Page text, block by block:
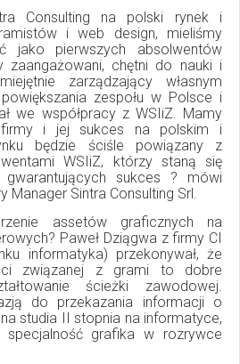
Consulting na polski rynek i
i web design, mieliśmy
jako pierwszych absolwentów
zaangażowani, chętni do nauki i
zarządzający własnym
zespołu w Polsce i
we współpracy z WSIiZ. Mamy
i jej sukces na polskim i
będzie ściśle powiązany z
WSIiZ, którzy staną się
sukces ? mówi
Manager Sintra Consulting Srl.
assetów graficznych na
Paweł Dziągwa z firmy CI
informatyka) przekonywał, że
związanej z grami to dobre
ścieżki zawodowej.
do przekazania informacji o
studia II stopnia na informatyce,
grafika w rozrywce